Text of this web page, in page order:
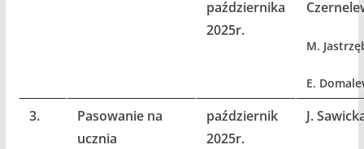
października
2025r.
M.
E.
3.
Pasowanie na
ucznia
październik
2025r.
J.